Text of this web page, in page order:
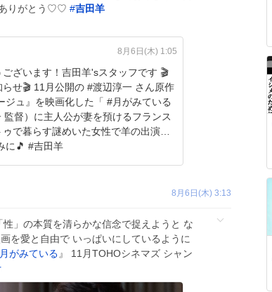
ありがとう♡♡ #吉田羊
8月6日(木) 1:05
ざいます！吉田羊'sスタッフです 🎬
せ🎬 11月公開の #渡辺淳一 さん原作
ジュ』を映画化した「 #月がみている
監督）に主人公が妻を預けるフランス
で暮らす謎めいた女性で羊の出演が
決定🐏 お楽しみに🎵 #吉田羊
8月6日(木) 3:13
」の本質を清らかな信念で捉えようと な
を愛と自由で いっぱいにしているように
月がみている 』 11月TOHOシネマズ シャン